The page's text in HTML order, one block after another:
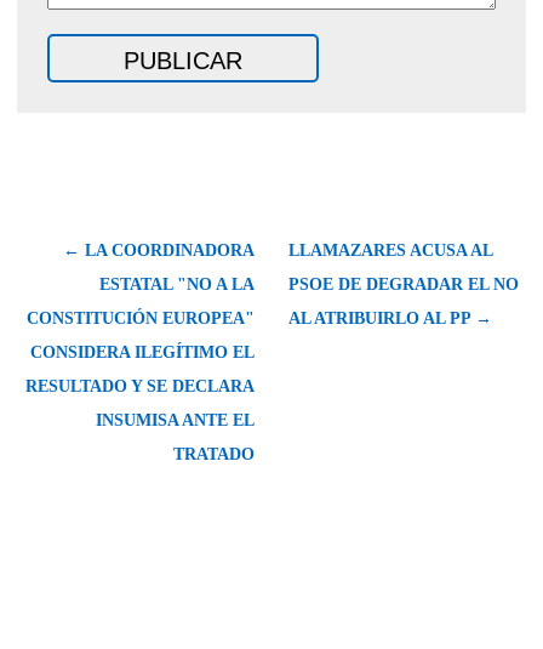
← LA COORDINADORA
ESTATAL "NO A LA
CONSTITUCIÓN EUROPEA"
CONSIDERA ILEGÍTIMO EL
RESULTADO Y SE DECLARA
INSUMISA ANTE EL
TRATADO
LLAMAZARES ACUSA AL
PSOE DE DEGRADAR EL NO
AL ATRIBUIRLO AL PP →